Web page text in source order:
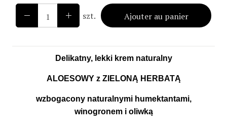
szt. Ajouter au panier
Delikatny, lekki krem naturalny
ALOESOWY z ZIELONĄ HERBATĄ
wzbogacony naturalnymi humektantami,
winogronem i oliwką